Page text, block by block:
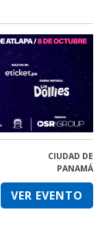
CIUDAD DE
PANAMÁ
VER EVENTO